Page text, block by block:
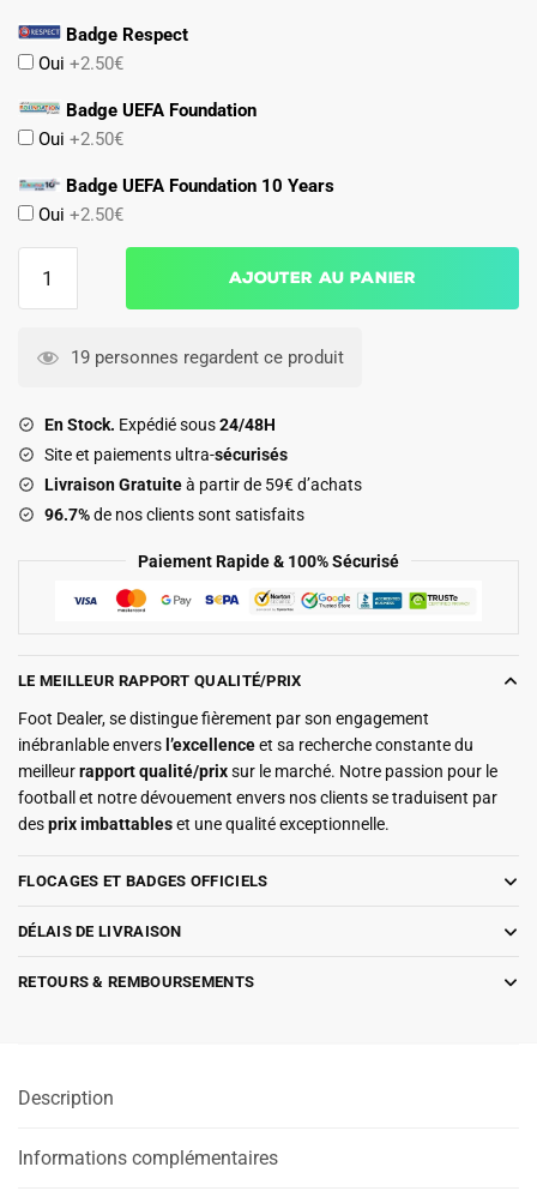
Badge Respect
Oui +2.50€
Badge UEFA Foundation
Oui +2.50€
Badge UEFA Foundation 10 Years
Oui +2.50€
Enfant
Domicile
2025
2026
Ajouter au panier
19 personnes regardent ce produit
En Stock. Expédié sous24/48H
Site et paiements ultra-sécurisés
Livraison Gratuiteà partir de 59€ d’achats
96.7%de nos clients sont satisfaits
Paiement Rapide & 100% Sécurisé
LE MEILLEUR RAPPORT QUALITÉ/PRIX
Foot Dealer, se distingue fièrement par son engagement
inébranlable envers l’excellenceet sa recherche constante du
meilleurrapport qualité/prixsur le marché. Notre passion pour le
football et notre dévouement envers nos clients se traduisent par
desprix imbattableset une qualité exceptionnelle.
FLOCAGES ET BADGES OFFICIELS
DÉLAIS DE LIVRAISON
RETOURS & REMBOURSEMENTS
Description
Informations complémentaires